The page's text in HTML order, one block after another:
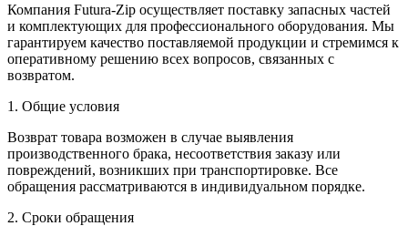
Компания Futura-Zip осуществляет поставку запасных частей
и комплектующих для профессионального оборудования. Мы
гарантируем качество поставляемой продукции и стремимся к
оперативному решению всех вопросов, связанных с
возвратом.
1. Общие условия
Возврат товара возможен в случае выявления
производственного брака, несоответствия заказу или
повреждений, возникших при транспортировке. Все
обращения рассматриваются в индивидуальном порядке.
2. Сроки обращения